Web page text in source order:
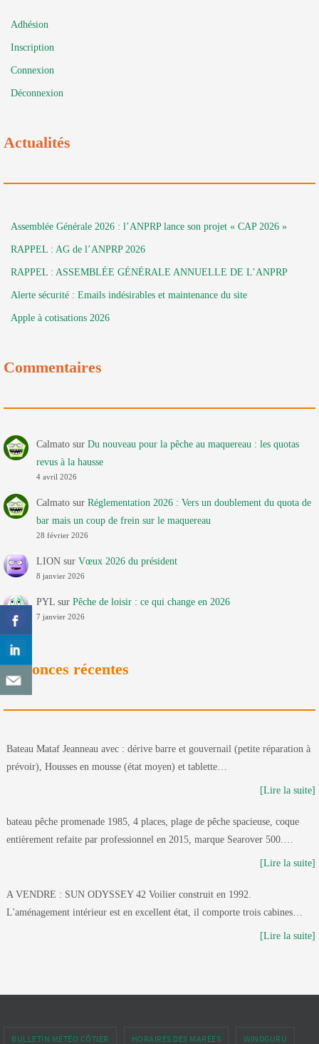
Adhésion
Inscription
Connexion
Déconnexion
Actualités
Assemblée Générale 2026 : l’ANPRP lance son projet « CAP 2026 »
RAPPEL : AG de l’ANPRP 2026
RAPPEL : ASSEMBLÉE GÉNÉRALE ANNUELLE DE L’ANPRP
Alerte sécurité : Emails indésirables et maintenance du site
Apple à cotisations 2026
Commentaires
Calmatosur Du nouveau pour la pêche au maquereau : les quotas
revus à la hausse
4 avril 2026
Calmatosur Réglementation 2026 : Vers un doublement du quota de
bar mais un coup de frein sur le maquereau
28 février 2026
LIONsur Vœux 2026 du président
8 janvier 2026
PYLsur Pêche de loisir : ce qui change en 2026
7 janvier 2026
Annonces récentes
Bateau Mataf Jeanneau avec : dérive barre et gouvernail (petite réparation à
prévoir), Housses en mousse (état moyen) et tablette…
[Lire la suite]
bateau pêche promenade 1985, 4 places, plage de pêche spacieuse, coque
entièrement refaite par professionnel en 2015, marque Searover 500.…
[Lire la suite]
A VENDRE : SUN ODYSSEY 42 Voilier construit en 1992.
L'aménagement intérieur est en excellent état, il comporte trois cabines…
[Lire la suite]
BULLETIN MÉTÉO CÔTIER HORAIRES DES MARÉES WINDGURU